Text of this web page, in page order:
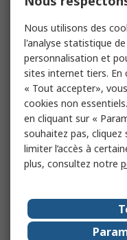
Nous utilisons des
l'analyse statistique
personnalisation et
sites internet tiers. En
« Tout accepter»,
cookies non
en cliquant sur «
souhaitez pas, cliquez
limiter l’accès à
plus, consultez notre